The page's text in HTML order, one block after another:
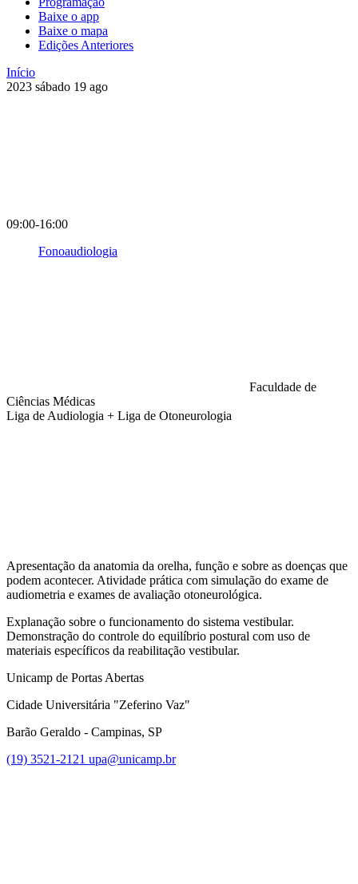
Baixe o app
Baixe o mapa
Edições Anteriores
Início
2023 sábado 19 ago
09:00-16:00
Fonoaudiologia
Faculdade de
Ciências Médicas
Liga de Audiologia + Liga de Otoneurologia
Apresentação da anatomia da orelha, função e sobre as doenças que
podem acontecer. Atividade prática com simulação do exame de
audiometria e exames de avaliação otoneurológica.
Explanação sobre o funcionamento do sistema vestibular.
Demonstração do controle do equilíbrio postural com uso de
materiais específicos da reabilitação vestibular.
Unicamp de Portas Abertas
Cidade Universitária "Zeferino Vaz"
Barão Geraldo - Campinas, SP
(19) 3521-2121 upa@unicamp.br